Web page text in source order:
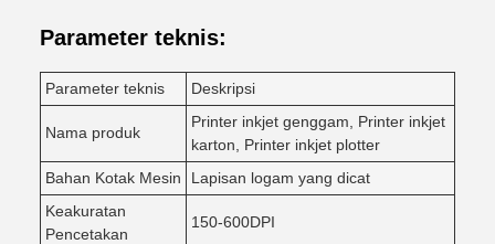
Parameter teknis:
Parameter teknis Deskripsi
Nama produk
Printer inkjet genggam, Printer inkjet
karton, Printer inkjet plotter
Bahan Kotak Mesin
Lapisan logam yang dicat
Keakuratan
Pencetakan
150-600DPI